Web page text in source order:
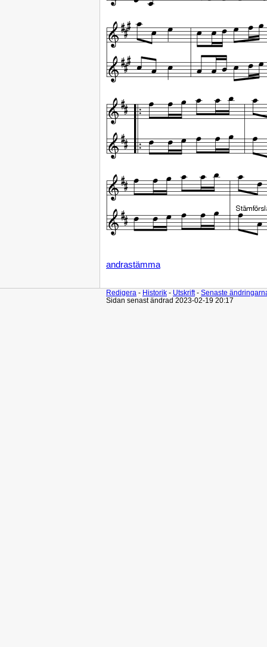
andrastämma
Redigera - Historik - Utskrift- Senaste
Sidan senast ändrad 2023-02-19 20:17